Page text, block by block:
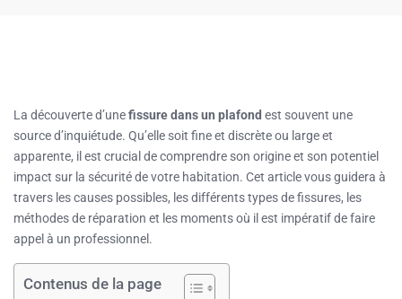
La découverte d’unefissure dans un plafond est souvent une
source d’inquiétude. Qu’elle soit fine et discrète ou large et
apparente, il est crucial de comprendre son origine et son potentiel
impact sur la sécurité de votre habitation. Cet article vous guidera à
travers les causes possibles, les différents types de fissures, les
méthodes de réparation et les moments où il est impératif de faire
appel à un professionnel.
Contenus de la page